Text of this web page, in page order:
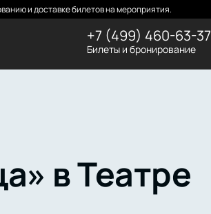
и доставке билетов на мероприятия.
+7 (499) 460-63-37
Билеты и бронирование
в Театре